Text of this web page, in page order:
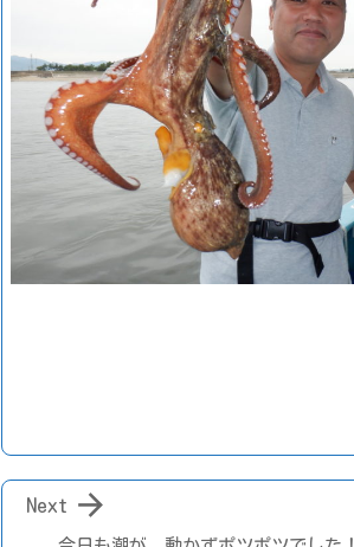

Next